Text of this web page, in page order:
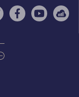
Facebook
YouTube